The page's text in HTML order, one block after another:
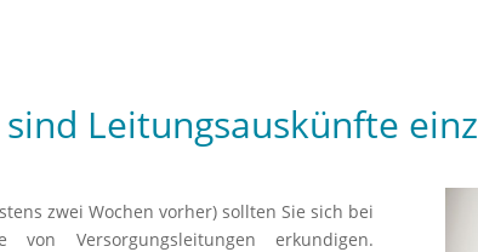
Leitungsauskünfte
zwei Wochen vorher) sollten Sie sich bei
Versorgungsleitungen erkundigen.